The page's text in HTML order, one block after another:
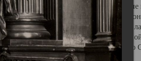
большей мере, чем другие губернские
разрушений, в результате которых
по старому Архангельску
силу в конце 20 –х годов.
губернии - ансамбля